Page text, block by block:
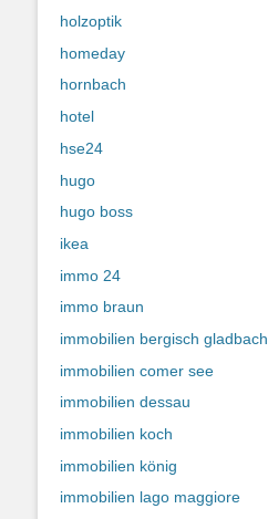
holzoptik
homeday
hornbach
hotel
hse24
hugo
hugo boss
ikea
immo 24
immo braun
immobilien bergisch gladbach
immobilien comer see
immobilien dessau
immobilien koch
immobilien könig
immobilien lago maggiore